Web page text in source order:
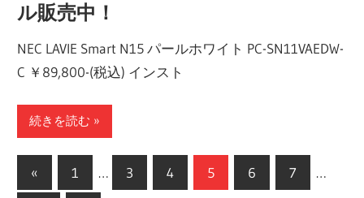
ル販売中！
NEC LAVIE Smart N15 パールホワイト PC-SN11VAEDW-
C ￥89,800-(税込) インスト
続きを読む
投
« 1 … 3 4 5 6 7 …